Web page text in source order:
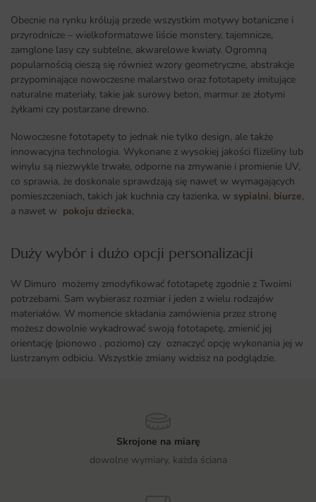
Obecnie na rynku królują przede wszystkim motywy botaniczne i
przyrodnicze – wielkoformatowe liście monstery, tajemnicze,
zamglone lasy czy subtelne, akwarelowe kwiaty. Ogromną
popularnością cieszą się również wzory geometryczne, abstrakcje
przypominające nowoczesne malarstwo oraz fototapety imitujące
naturalne materiały, takie jak surowy beton, marmur ze złotymi
żyłkami czy postarzane drewno.
Nowoczesne fototapety to jednak nie tylko design, ale także
innowacyjna technologia. Wykonane z wysokiej jakości flizeliny lub
winylu są niezwykle trwałe, odporne na zmywanie i promienie UV,
co sprawia, że doskonale sprawdzają się nawet w wymagających
pomieszczeniach, takich jak kuchnia czy łazienka, w sypialni, biurze,
a nawet w pokoju dziecka,
Duży wybór i dużo opcji personalizacji ​
W Dimuro możemy zmodyfikować fototapetę zgodnie z Twoimi
potrzebami. Sam wybierasz rozmiar i jeden z wielu rodzajów
materiałów. W momencie składania zamówienia przez stronę
możesz dowolnie wykadrować swoją fototapetę, zmienić jej
orientację (pionowo , poziomo) czy oznaczyć opcję wykonania jej w
lustrzanym odbiciu. Wszystkie zmiany widzisz na podglądzie.
Skrojone na miarę
dowolne wymiary, każda ściana